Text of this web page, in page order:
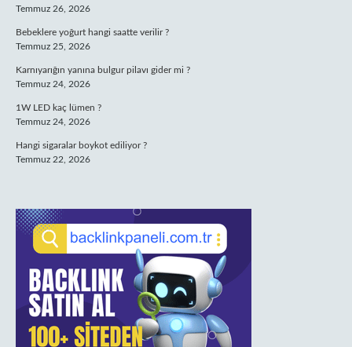
Temmuz 26, 2026
Bebeklere yoğurt hangi saatte verilir ?
Temmuz 25, 2026
Karnıyarığın yanına bulgur pilavı gider mi ?
Temmuz 24, 2026
1W LED kaç lümen ?
Temmuz 24, 2026
Hangi sigaralar boykot ediliyor ?
Temmuz 22, 2026